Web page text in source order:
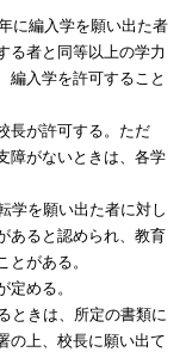
に編入学を願い出た者
る者と同等以上の学力
編入学を許可すること
長が許可する。ただ
障がないときは、各学
学を願い出た者に対し
あると認められ、教育
がある。
める。
ときは、所定の書類に
の上、校長に願い出て